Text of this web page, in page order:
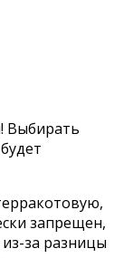
Выбирать
запрещен,
за разницы